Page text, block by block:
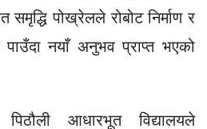
पोख्रेलले रोबोट निर्माण र
नयाँ अनुभव प्राप्त भएको
आधारभूत विद्यालयले